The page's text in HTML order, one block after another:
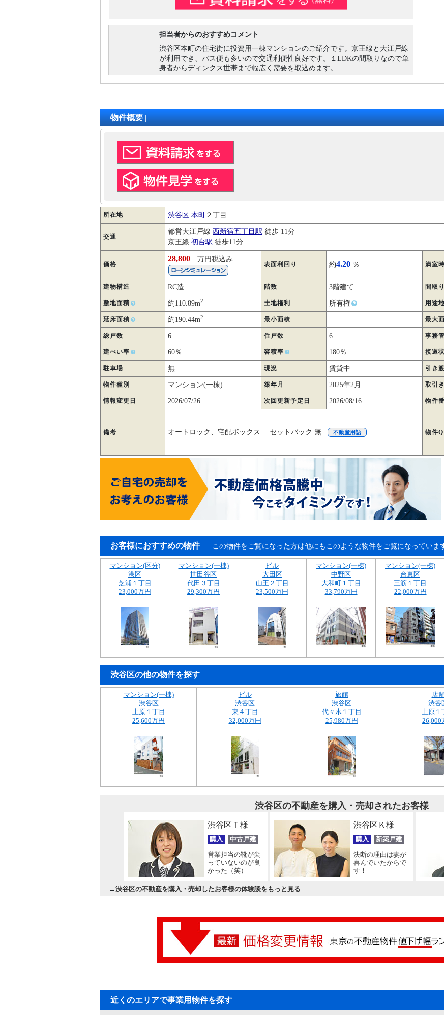
担当者からのおすすめコメント
渋谷区本町の住宅街に投資用一棟マンションのご紹介です。京王線と大江戸線
が利用でき、バス便も多いので交通利便性良好です。１LDKの間取りなので単
身者からディンクス世帯まで幅広く需要を取込めます。
物件概要 |
所在地 渋谷区 本町 ２丁目
交通
都営大江戸線 西新宿五丁目駅 徒歩 11分
京王線 初台駅 徒歩11分
価格
28,800 万円税込み
表面利回り 約4.20 ％ 満室
建物構造 RC造 階数 3階建て 間取り
敷地面積 約110.89m2 土地権利 所有権 用途
延床面積 約190.44m2 最小面積 最大
総戸数 6 住戸数 6 事務
建ぺい率 60％ 容積率 180％ 接道
駐車場 無 現況 賃貸中 引き
物件種別 マンション(一棟) 築年月 2025年2月 取引
情報変更日 2026/07/26 次回更新予定日 2026/08/16 物件
備考 オートロック、宅配ボックス セットバック 無 不動産用語 物件
お客様におすすめの物件 この物件をご覧になった方は他にもこのような物件をご覧になっていま
マンション(区分)
港区
芝浦１丁目
23,000万円
マンション(一棟)
世田谷区
代田３丁目
29,300万円
ビル
大田区
山王２丁目
23,500万円
マンション(一棟)
中野区
大和町１丁目
33,790万円
マンション(一棟)
台東区
三筋１丁目
22,000万円
渋谷区の他の物件を探す
マンション(一棟)
渋谷区
上原１丁目
25,600万円
ビル
渋谷区
東４丁目
32,000万円
旅館
渋谷区
代々木１丁目
25,980万円
店
渋谷
上原１
26,000
渋谷区の不動産を購入・売却されたお客様
渋谷区Ｔ様
購入 中古戸建
営業担当の靴が尖
っていないのが良
かった（笑）
渋谷区Ｋ様
購入 新築戸建
決断の理由は妻が
喜んでいたからで
す！
→渋谷区の不動産を購入・売却したお客様の体験談をもっと見る
近くのエリアで事業用物件を探す